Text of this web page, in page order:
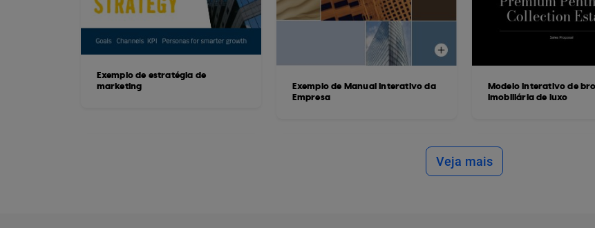
Exemplo de estratégia de
marketing
Exemplo de Manual Interativo da
Empresa
Modelo interativo de
imobiliária de luxo
Veja mais